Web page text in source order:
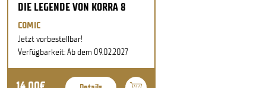
DIE LEGENDE VON KORRA 8
COMIC
Jetzt vorbestellbar!
Verfügbarkeit: Ab dem 09.02.2027